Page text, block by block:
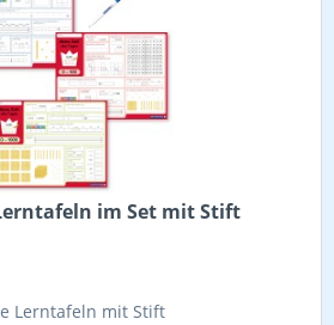
im Set mit Stift
Lerntafeln mit Stift